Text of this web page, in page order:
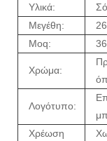
Υλικά:
Μεγέθη:
Moq:
Χρώμα:
Λογότυπο:
Χρέωση